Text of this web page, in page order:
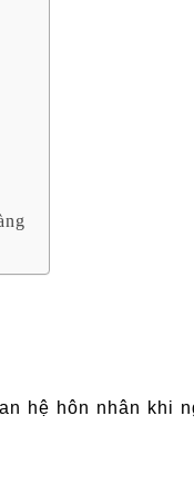
hệ hôn nhân khi